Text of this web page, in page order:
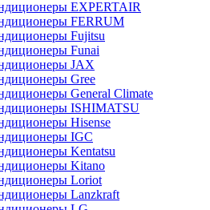
EXPERTAIR
FERRUM
Fujitsu
Funai
JAX
Gree
General Climate
ISHIMATSU
Hisense
IGC
Kentatsu
Kitano
Loriot
Lanzkraft